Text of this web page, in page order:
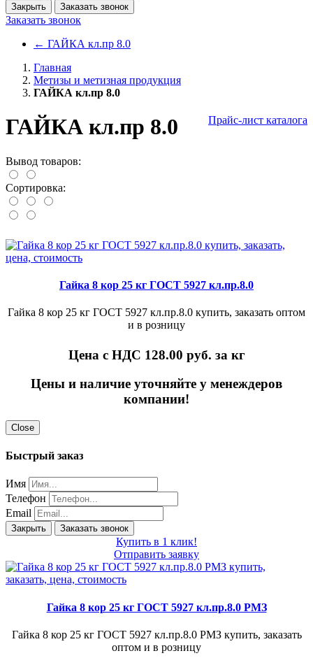
Закрыть Заказать звонок
Заказать звонок
← ГАЙКА кл.пр 8.0
Главная
Метизы и метизная продукция
ГАЙКА кл.пр 8.0
Прайс-лист каталога
ГАЙКА кл.пр 8.0
Вывод товаров:
Сортировка:
Гайка 8 кор 25 кг ГОСТ 5927 кл.пр.8.0
Гайка 8 кор 25 кг ГОСТ 5927 кл.пр.8.0 купить, заказать оптом
и в розницу
Цена с НДС 128.00 руб. за кг
Цены и наличие уточняйте у менеждеров
компании!
Close
Быстрый заказ
Имя
Телефон
Email
Закрыть Заказать звонок
Купить в 1 клик!
Отправить заявку
Гайка 8 кор 25 кг ГОСТ 5927 кл.пр.8.0 РМЗ
Гайка 8 кор 25 кг ГОСТ 5927 кл.пр.8.0 РМЗ купить, заказать
оптом и в розницу